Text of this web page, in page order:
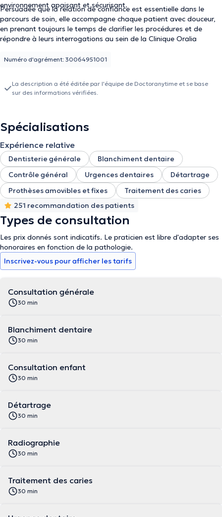
environnement apaisant et sécurisant.
Persuadée que la relation de confiance est essentielle dans le
parcours de soin, elle accompagne chaque patient avec douceur,
en prenant toujours le temps de clarifier les procédures et de
répondre à leurs interrogations au sein de la Clinique Oralia
Numéro d'agrément: 30064951001
La description a été éditée par l'équipe de Doctoranytime et se base
sur des informations vérifiées.
Spécialisations
Expérience relative
Dentisterie générale
Blanchiment dentaire
Contrôle général
Urgences dentaires
Détartrage
Prothèses amovibles et fixes
Traitement des caries
251 recommandation des patients
Types de consultation
Les prix donnés sont indicatifs. Le praticien est libre d'adapter ses
honoraires en fonction de la pathologie.
Inscrivez-vous pour afficher les tarifs
Consultation générale
30 min
Blanchiment dentaire
30 min
Consultation enfant
30 min
Détartrage
30 min
Radiographie
30 min
Traitement des caries
30 min